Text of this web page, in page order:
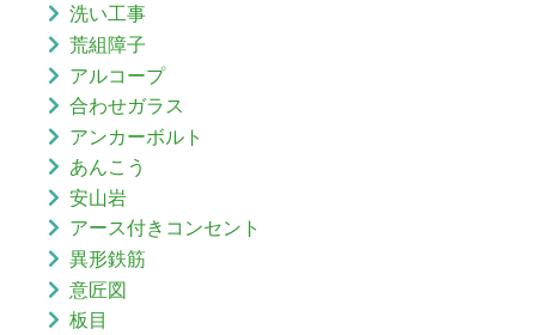
洗い工事
荒組障子
アルコープ
合わせガラス
アンカーボルト
あんこう
安山岩
アース付きコンセント
異形鉄筋
意匠図
板目